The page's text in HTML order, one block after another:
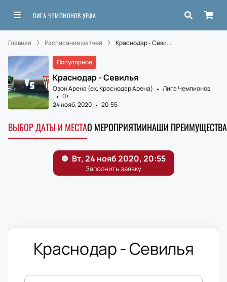
ЛИГА ЧЕМПИОНОВ УЕФА
Главная Расписание матчей Краснодар - Севи...
Популярное
Краснодар - Севилья
Озон Арена (ex. Краснодар Арена)
Лига Чемпионов
0+
24 нояб. 2020
20:55
ВЫБОР ДАТЫ И МЕСТАО МЕРОПРИЯТИИНАШИ ПРЕИМУЩЕСТВА
Краснодар - Севилья